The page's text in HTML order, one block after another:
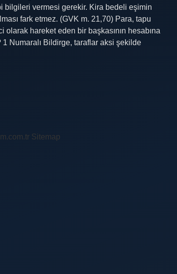
bilgileri vermesi gerekir. Kira bedeli eşimin
fark etmez. (GVK m. 21,70) Para, tapu
olarak hareket eden bir başkasının hesabına
Numaralı Bildirge, taraflar aksi şekilde
Sitemap